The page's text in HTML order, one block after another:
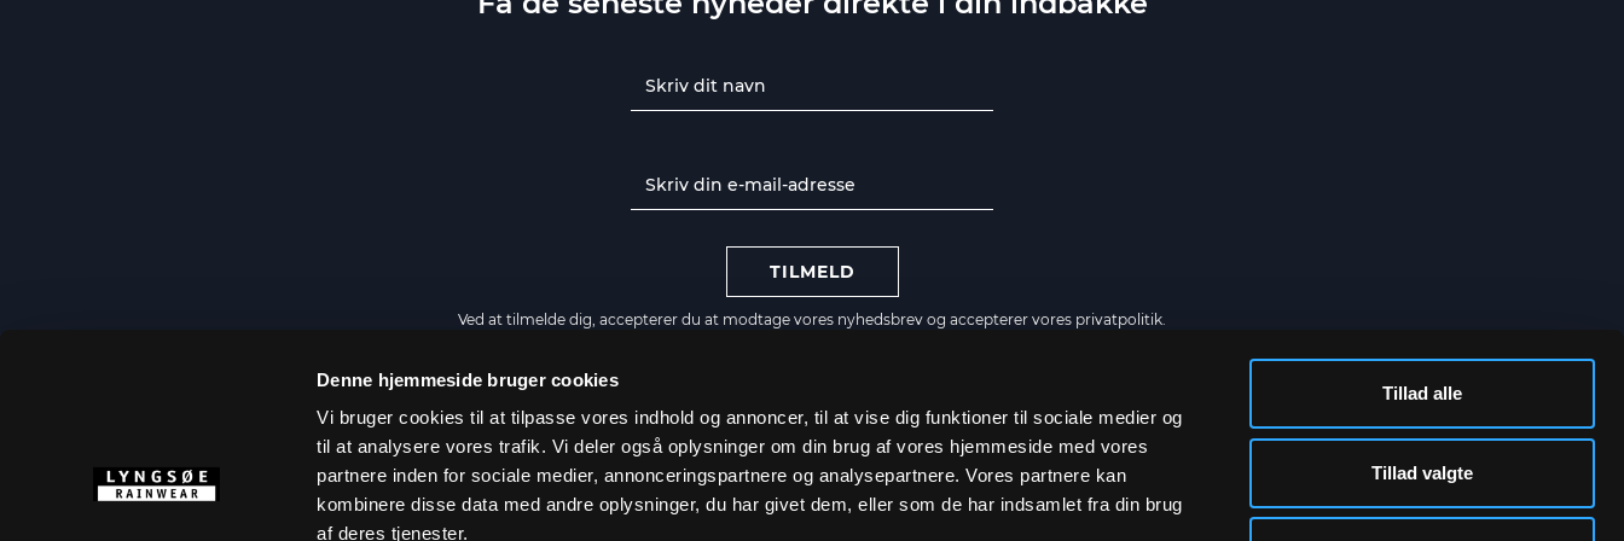
Denne hjemmeside bruger cookies
Vi bruger cookies til at tilpasse vores indhold og annoncer, til at vise dig funktioner til sociale medier og
til at analysere vores trafik. Vi deler også oplysninger om din brug af vores hjemmeside med vores
partnere inden for sociale medier, annonceringspartnere og analysepartnere. Vores partnere kan
kombinere disse data med andre oplysninger, du har givet dem, eller som de har indsamlet fra din brug
af deres tjenester.
Tillad alle
Tillad valgte
TILMELD
Ved at tilmelde dig, accepterer du at modtage vores nyhedsbrev og accepterer vores privatpolitik.
OM LYNGSØE
Størrelsesguide
KONTAKT OS
Bliv forhandler
B2B Login
SOCIALE MEDIER